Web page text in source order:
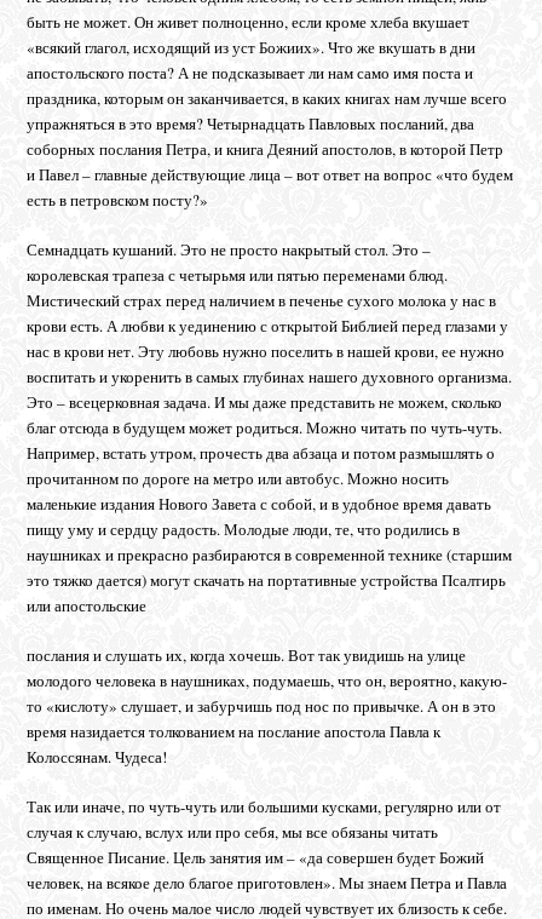
быть не может. Он живет полноценно, если кроме хлеба вкушает
«всякий глагол, исходящий из уст Божиих». Что же вкушать в дни
апостольского поста? А не подсказывает ли нам само имя поста и
праздника, которым он заканчивается, в каких книгах нам лучше всего
упражняться в это время? Четырнадцать Павловых посланий, два
соборных послания Петра, и книга Деяний апостолов, в которой Петр
и Павел – главные действующие лица – вот ответ на вопрос «что будем
есть в петровском посту?»
Семнадцать кушаний. Это не просто накрытый стол. Это –
королевская трапеза с четырьмя или пятью переменами блюд.
Мистический страх перед наличием в печенье сухого молока у нас в
крови есть. А любви к уединению с открытой Библией перед глазами у
нас в крови нет. Эту любовь нужно поселить в нашей крови, ее нужно
воспитать и укоренить в самых глубинах нашего духовного организма.
Это – всецерковная задача. И мы даже представить не можем, сколько
благ отсюда в будущем может родиться. Можно читать по чуть-чуть.
Например, встать утром, прочесть два абзаца и потом размышлять о
прочитанном по дороге на метро или автобус. Можно носить
маленькие издания Нового Завета с собой, и в удобное время давать
пищу уму и сердцу радость. Молодые люди, те, что родились в
наушниках и прекрасно разбираются в современной технике (старшим
это тяжко дается) могут скачать на портативные устройства Псалтирь
или апостольские
послания и слушать их, когда хочешь. Вот так увидишь на улице
молодого человека в наушниках, подумаешь, что он, вероятно, какую-
то «кислоту» слушает, и забурчишь под нос по привычке. А он в это
время назидается толкованием на послание апостола Павла к
Колоссянам. Чудеса!
Так или иначе, по чуть-чуть или большими кусками, регулярно или от
случая к случаю, вслух или про себя, мы все обязаны читать
Священное Писание. Цель занятия им – «да совершен будет Божий
человек, на всякое дело благое приготовлен». Мы знаем Петра и Павла
по именам. Но очень малое число людей чувствует их близость к себе.